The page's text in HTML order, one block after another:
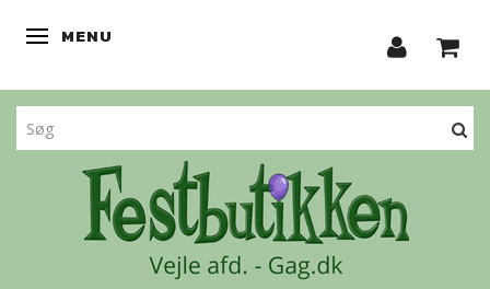
SKIFTE NAVIGATION
MENU